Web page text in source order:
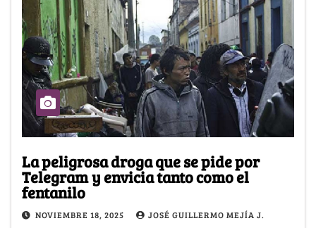
La peligrosa droga que se pide por
Telegram y envicia tanto como el
fentanilo
NOVIEMBRE 18, 2025 JOSÉ GUILLERMO MEJÍA J.